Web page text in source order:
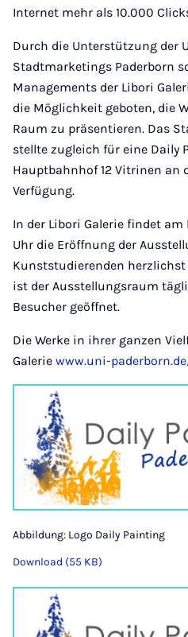
Internet mehr als 10.000
Durch die Unterstützung der
Stadtmarketings Paderborn
Managements der Libori
die Möglichkeit geboten, die
Raum zu präsentieren. Das
stellte zugleich für eine
Hauptbahnhof 12 Vitrinen an
Verfügung.
In der Libori Galerie findet am
Uhr die Eröffnung der
Kunststudierenden herzlichst
ist der Ausstellungsraum
Besucher geöffnet.
Die Werke in ihrer ganzen
Galerie www.uni-
Abbildung: Logo Daily Painting
Download (55 KB)